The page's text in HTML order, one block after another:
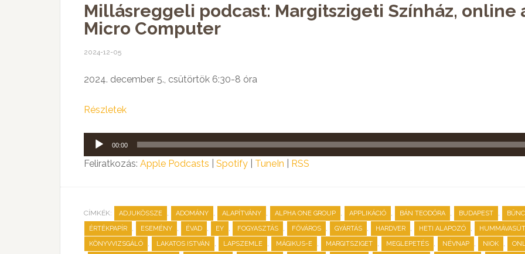
Millásreggeli podcast: Margitszigeti Színház, online
Micro Computer
2024-12-05
2024. december 5., csütörtök 6:30-8 óra
Részletek
Audió
lejátszó
00:00
Feliratkozás: Apple Podcasts Spotify TuneIn RSS
CÍMKÉK: ADJUKÖSSZE , ADOMÁNY , ALAPÍTVÁNY , ALPHA ONE GROUP , APPLIKÁCIÓ , BÁN TEODÓRA , BUDAPEST ,
ÉRTÉKPAPÍR , ESEMÉNY , ÉVAD , EY , FOGYASZTÁS , FŐVÁROS , GYÁRTÁS , HARDVER , HETI ALAPOZÓ , HUMMÁVASÚT
KÖNYVVIZSGÁLÓ , LAKATOS ISTVÁN , LAPSZEMLE , MÁGIKUS-E , MARGITSZIGET , MEGLEPETÉS , NÉVNAP , NIOK ,